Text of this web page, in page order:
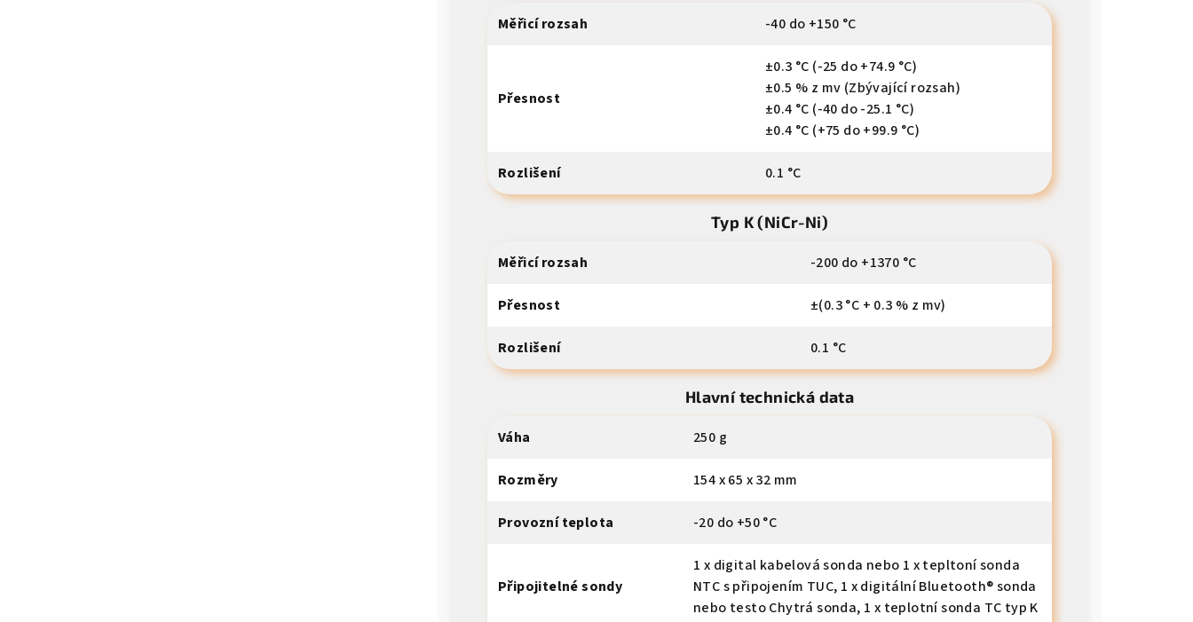
Měřicí rozsah -40 do +150 °C
Přesnost
±0.3 °C (-25 do +74.9 °C)
±0.5 % z mv (Zbývající rozsah)
±0.4 °C (-40 do -25.1 °C)
±0.4 °C (+75 do +99.9 °C)
Rozlišení 0.1 °C
Typ K (NiCr-Ni)
Měřicí rozsah -200 do +1370 °C
Přesnost ±(0.3 °C + 0.3 % z mv)
Rozlišení 0.1 °C
Hlavní technická data
Váha 250 g
Rozměry 154 x 65 x 32 mm
Provozní teplota -20 do +50 °C
Připojitelné sondy
1 x digital kabelová sonda nebo 1 x tepltoní sonda
NTC s připojením TUC, 1 x digitální Bluetooth® sonda
nebo testo Chytrá sonda, 1 x teplotní sonda TC typ K